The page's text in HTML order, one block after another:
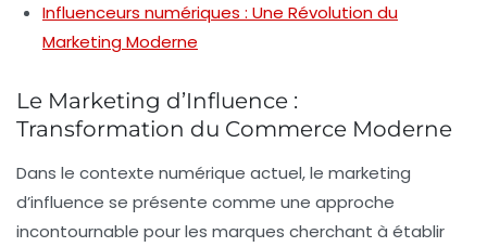
Influenceurs numériques : Une Révolution du
Marketing Moderne
Le Marketing d’Influence :
Transformation du Commerce Moderne
Dans le contexte numérique actuel, le marketing
d’influence se présente comme une approche
incontournable pour les marques cherchant à établir